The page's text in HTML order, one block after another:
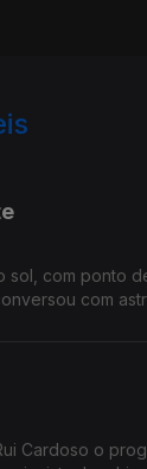
sol, com ponto
com
Cardoso o